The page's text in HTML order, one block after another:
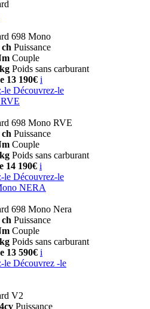
698 Mono
ch Puissance
Couple
Poids sans carburant
13 190€ i
le Découvrez-le
698 Mono RVE
ch Puissance
Couple
Poids sans carburant
14 190€ i
le Découvrez-le
NERA
698 Mono Nera
ch Puissance
Couple
Poids sans carburant
13 590€ i
le Découvrez -le
V2
Puissance